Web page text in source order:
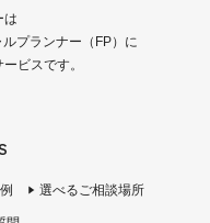
は
プランナー（FP）に
ビスです。
選べるご相談場所